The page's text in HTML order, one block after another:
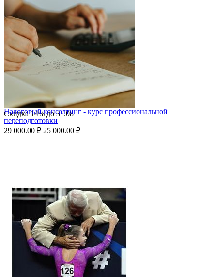
Скидка14%до31.08
Налоговый консалтинг - курс профессиональной
переподготовки
29 000.00 ₽ 25 000.00 ₽